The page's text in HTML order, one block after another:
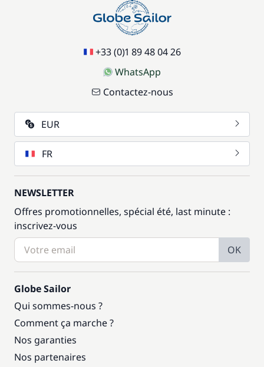
+33 (0)1 89 48 04 26
WhatsApp
Contactez-nous
EUR
FR
NEWSLETTER
Offres promotionnelles, spécial été, last minute :
inscrivez-vous
OK
Globe Sailor
Qui sommes-nous ?
Comment ça marche ?
Nos garanties
Nos partenaires